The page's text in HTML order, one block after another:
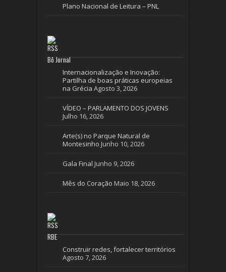
Plano Nacional de Leitura – PNL
Bô Jornal
Internacionalização e Inovação:
Partilha de boas práticas europeias
na Grécia Agosto 3, 2026
VÍDEO – PARLAMENTO DOS JOVENS
Julho 16, 2026
Arte(s) no Parque Natural de
Montesinho Junho 10, 2026
Gala Final Junho 9, 2026
Mês do Coração Maio 18, 2026
RBE
Construir redes, fortalecer territórios
Agosto 7, 2026